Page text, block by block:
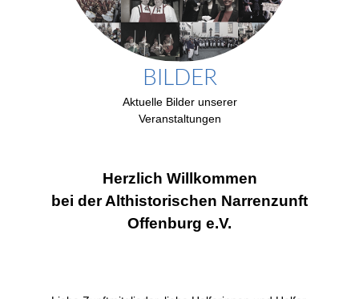
BILDER
Aktuelle Bilder unserer
Veranstaltungen
Herzlich Willkommen
bei der Althistorischen Narrenzunft
Offenburg e.V.